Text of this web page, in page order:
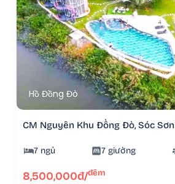
Hồ Đồng Đò
CM Nguyên Khu Đồng Đò, Sóc Sơn
7 ngủ 7 giường
8,500,000đ/đêm